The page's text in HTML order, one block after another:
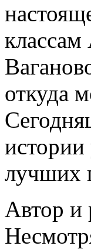
откуда
лучших
Автор и